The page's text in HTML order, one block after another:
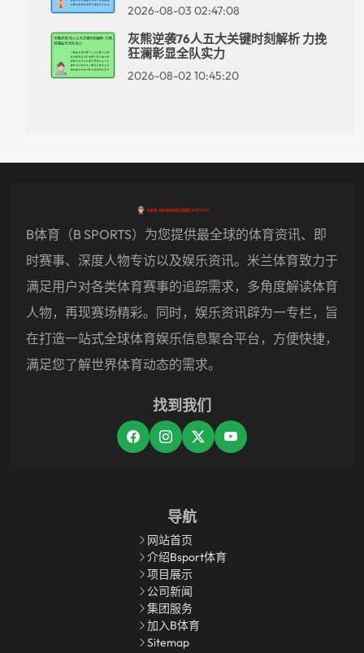
2026-08-03 02:47:08
灰熊逆袭76人五大关键时刻解析 力挽
狂澜彰显全队实力
2026-08-02 10:45:20
B体育（B SPORTS）为您提供最全球的体育资讯、即
时赛事、深度人物专访以及娱乐资讯。米兰体育致力于
满足用户对各类体育赛事的追踪需求，多角度解读体育
人物，再现赛场精彩。同时，娱乐资讯辟为一专栏，旨
在打造一站式全球体育娱乐信息聚合平台，方便快捷，
满足您了解世界体育动态的需求。
找到我们
导航
网站首页
介绍bsport体育
项目展示
公司新闻
集团服务
加入B体育
Sitemap